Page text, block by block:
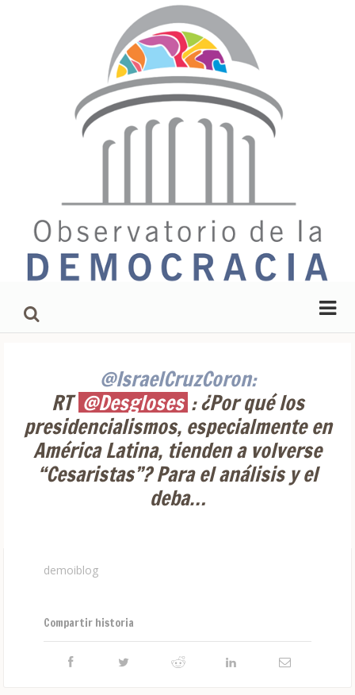
@IsraelCruzCoron:
RT @Desgloses : ¿Por qué los
presidencialismos, especialmente en
América Latina, tienden a volverse
“Cesaristas”? Para el análisis y el
deba…
demoiblog
Compartir historia